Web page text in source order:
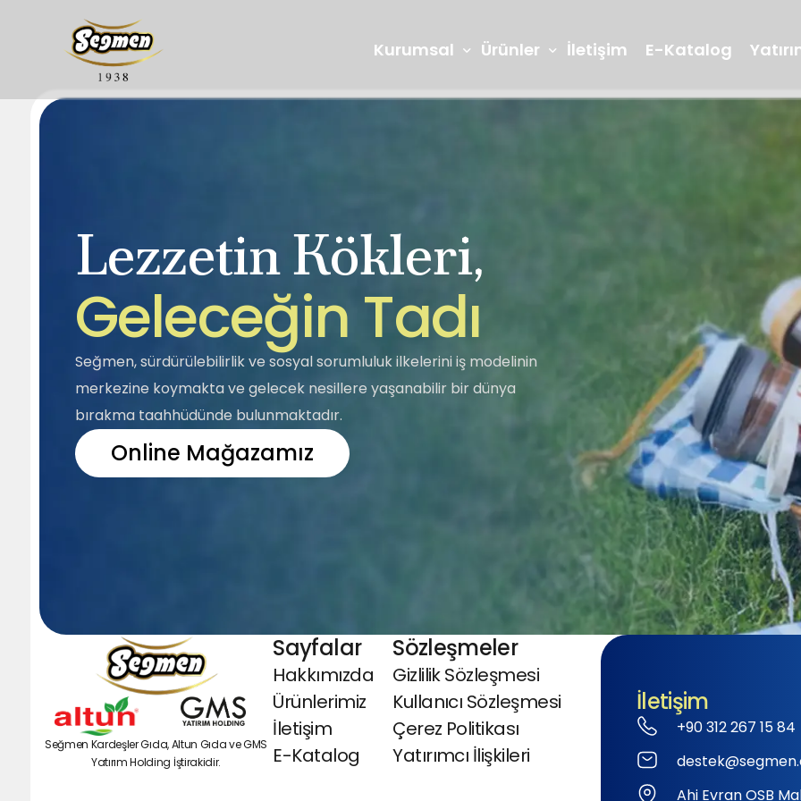
Kurumsal
Tarihçemiz
Sosyal Sorumluluk Kalite Bilgi
Ürünler
Segella Ballar Marmelatlar
Tahin Pekmez Helva Lokum Piknik Grubu
İletişim E-Katalog
Lezzetin Kökleri,
Geleceğin Tadı
Seğmen, sürdürülebilirlik ve sosyal sorumluluk ilkelerini iş modelinin
merkezine koymakta ve gelecek nesillere yaşanabilir bir dünya
bırakma taahhüdünde bulunmaktadır.
Online Mağazamız
Seğmen Kardeşler Gıda, Altun Gıda ve GMS
Yatırım Holding İştirakidir.
Sayfalar
Hakkımızda
Ürünlerimiz
İletişim
E-Katalog
Sözleşmeler
Gizlilik Sözleşmesi
Kullanıcı Sözleşmesi
Çerez Politikası
Yatırımcı İlişkileri
İletişim
+90 312 267 15 84
Ahi Evran OSB